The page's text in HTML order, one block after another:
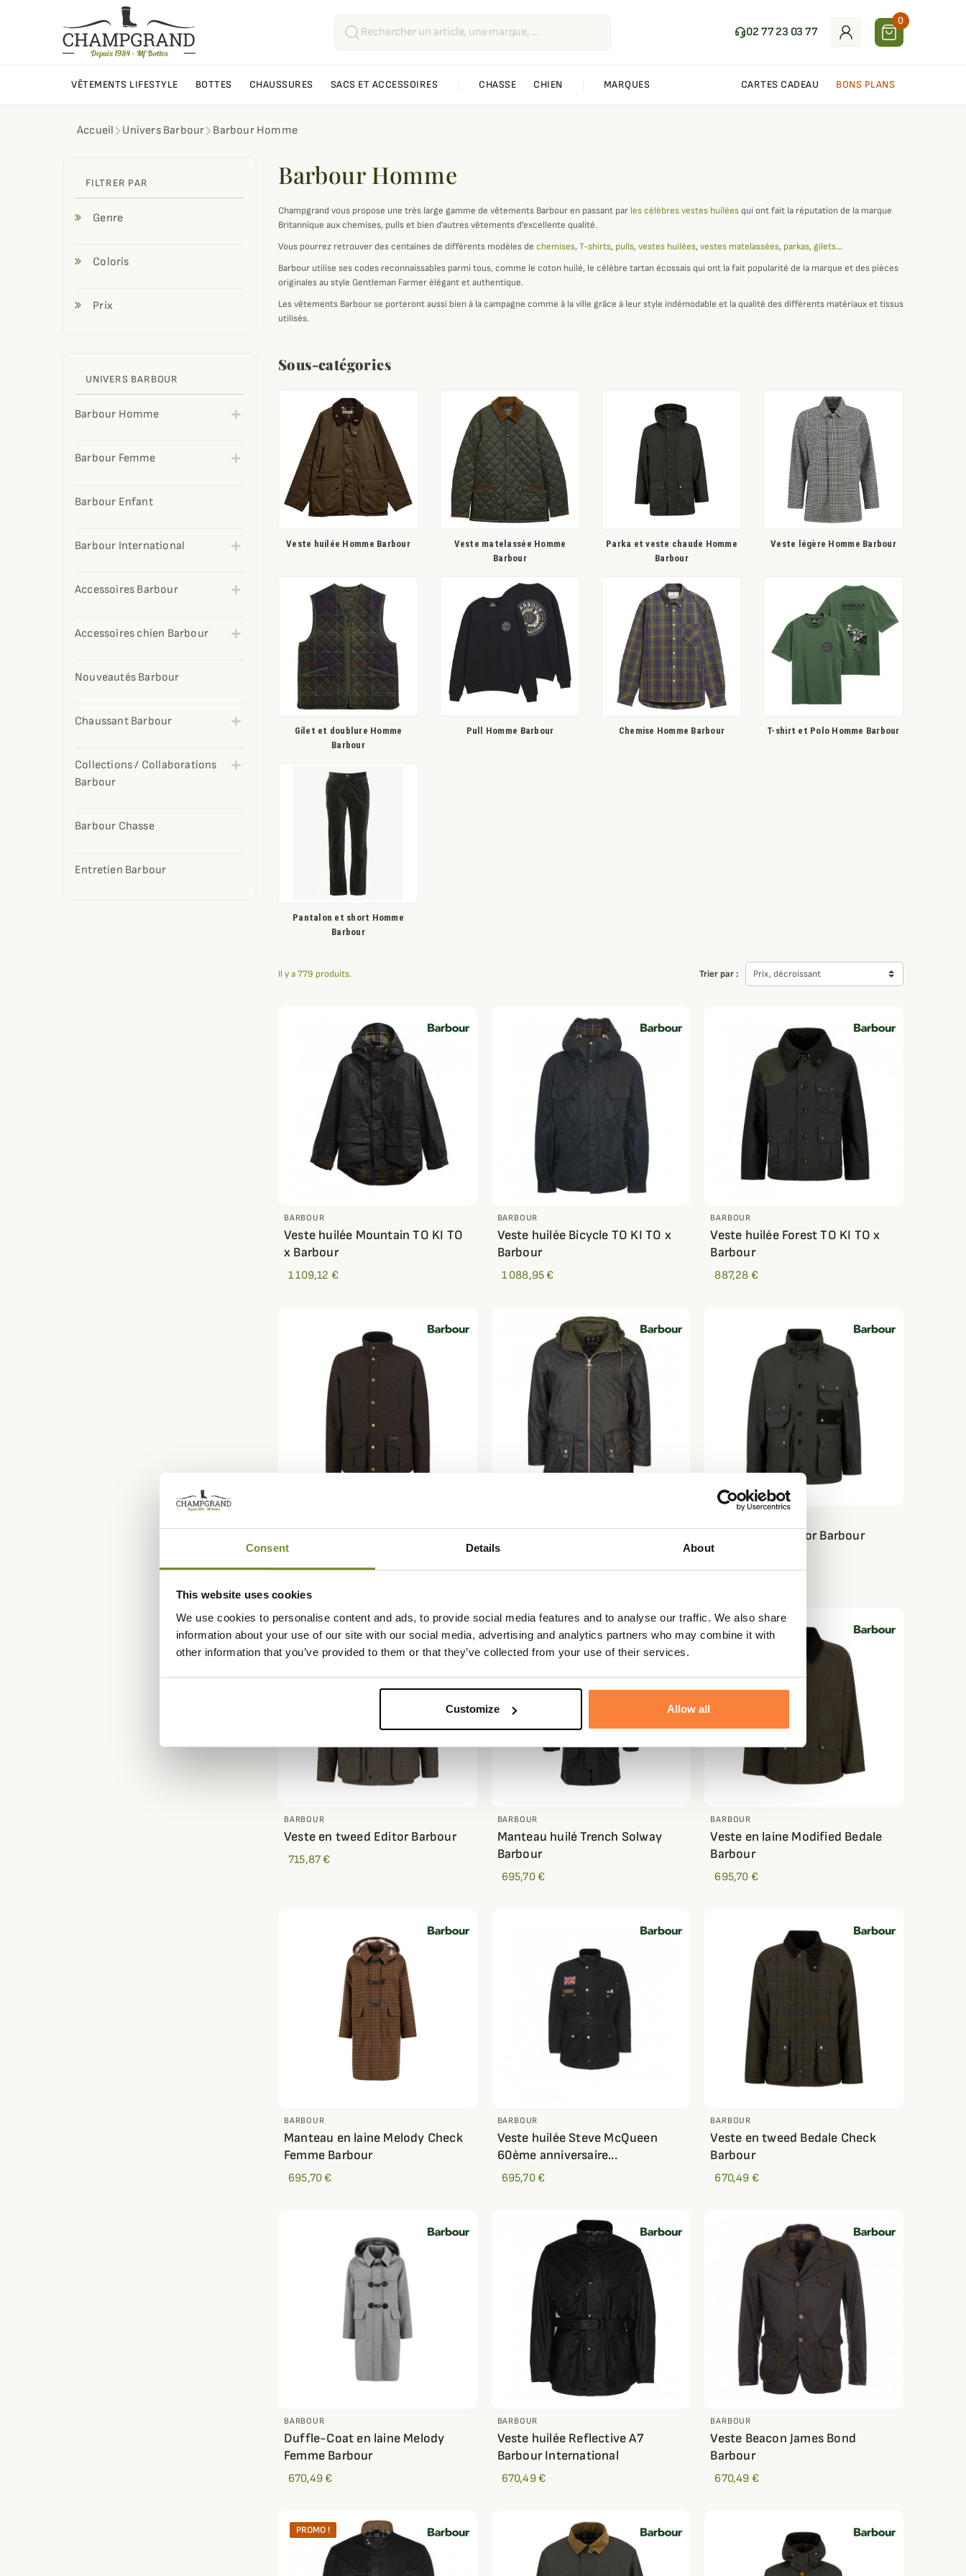
Consent Details About
This website uses cookies
We use cookies to personalise content and ads, to provide social media features and to analyse our traffic. We also share
information about your use of our site with our social media, advertising and analytics partners who may combine it with
other information that you’ve provided to them or that they’ve collected from your use of their services.
Customize Allow all
02 77 23 03 77
0
VÊTEMENTS LIFESTYLE BOTTES CHAUSSURES SACS ET ACCESSOIRES CHASSE CHIEN MARQUES CARTES CADEAU BONS PLANS
Accueil Univers Barbour Barbour Homme
FILTRER PAR
Genre
Coloris
Prix
UNIVERS BARBOUR
Barbour Homme
Barbour Femme
Barbour Enfant
Barbour International
Accessoires Barbour
Accessoires chien Barbour
Nouveautés Barbour
Chaussant Barbour
Collections / Collaborations
Barbour
Barbour Chasse
Entretien Barbour
Barbour Homme
Champgrand vous propose une très large gamme de vêtements Barbour en passant par les célèbres vestes huiléesqui ont fait la réputation de la marque
Britannique aux chemises, pulls et bien d'autres vêtements d'excellente qualité.
Vous pourrez retrouver des centaines de différents modèles de chemises, T-shirts, pulls, vestes huilées, vestes matelassées, parkas, gilets...
Barbour utilise ses codes reconnaissables parmi tous, comme le coton huilé, le célèbre tartan écossais qui ont la fait popularité de la marque et des pièces
originales au style Gentleman Farmer élégant et authentique.
Les vêtements Barbour se porteront aussi bien à la campagne comme à la ville grâce à leur style indémodable et la qualité des différents matériaux et tissus
utilisés.
Sous-catégories
Veste huilée Homme Barbour
Veste matelassée Homme
Barbour
Parka et veste chaude Homme
Barbour
Veste légère Homme Barbour
Gilet et doublure Homme
Barbour
Pull Homme Barbour Chemise Homme Barbour T-shirt et Polo Homme Barbour
Pantalon et short Homme
Barbour
Trier par : Prix, décroissant
Il y a 779 produits.
BARBOUR
Veste huilée Mountain TO KI TO
x Barbour
1 109,12 €
BARBOUR
Veste huilée Bicycle TO KI TO x
Barbour
1 088,95 €
BARBOUR
Veste huilée Forest TO KI TO x
Barbour
887,28 €
Barbour
Gold Standard Barbour
Veste huilée Editor Barbour
BARBOUR
Veste en tweed Editor Barbour
715,87 €
BARBOUR
Manteau huilé Trench Solway
Barbour
695,70 €
BARBOUR
Veste en laine Modified Bedale
Barbour
695,70 €
BARBOUR
Manteau en laine Melody Check
Femme Barbour
695,70 €
BARBOUR
Veste huilée Steve McQueen
60ème anniversaire...
695,70 €
BARBOUR
Veste en tweed Bedale Check
Barbour
670,49 €
BARBOUR
Duffle-Coat en laine Melody
Femme Barbour
670,49 €
BARBOUR
Veste huilée Reflective A7
Barbour International
670,49 €
BARBOUR
Veste Beacon James Bond
Barbour
670,49 €
PROMO !